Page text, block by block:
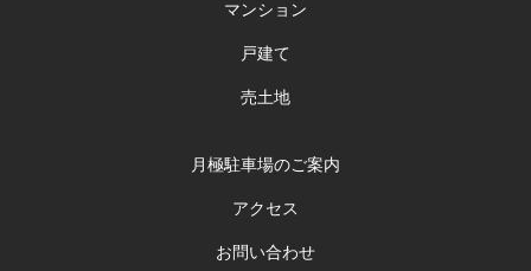
マンション
戸建て
売土地
月極駐車場のご案内
アクセス
お問い合わせ